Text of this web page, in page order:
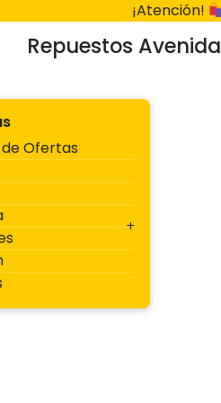
¡Atención!
Repuestos Avenida
Ofertas